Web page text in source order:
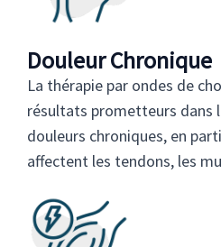
Douleur Chronique
La thérapie par ondes de
résultats prometteurs dans
douleurs chroniques, en
affectent les tendons, les